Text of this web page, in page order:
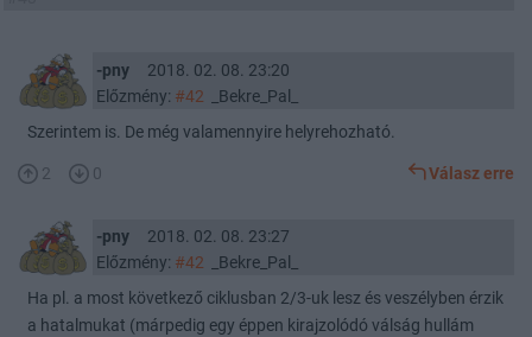
-pny
2018. 02. 08. 23:20
Előzmény: #42 _Bekre_Pal_
Szerintem is. De még valamennyire helyrehozható.
2 0 Válasz erre
-pny
2018. 02. 08. 23:27
Előzmény: #42 _Bekre_Pal_
Ha pl. a most következő ciklusban 2/3-uk lesz és veszélyben érzik
a hatalmukat (márpedig egy éppen kirajzolódó válság hullám